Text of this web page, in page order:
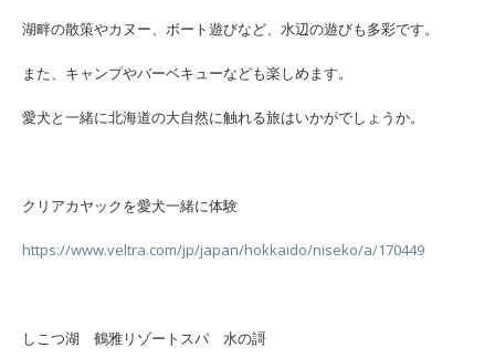
湖畔の散策やカヌー、ボート遊びなど、水辺の遊びも多彩です。
また、キャンプやバーベキューなども楽しめます。
愛犬と一緒に北海道の大自然に触れる旅はいかがでしょうか。
クリアカヤックを愛犬一緒に体験
https://www.veltra.com/jp/japan/hokkaido/niseko/a/170449
しこつ湖 鶴雅リゾートスパ 水の謌